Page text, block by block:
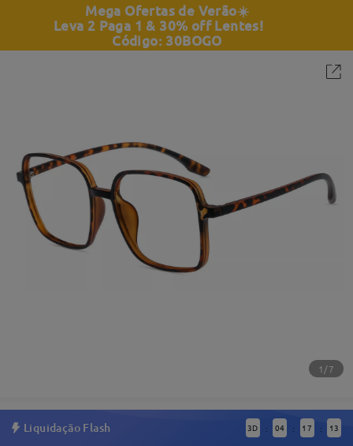
Mega Ofertas de Verão☀️
Leva 2 Paga 1 & 30% off Lentes!
Código: 30BOGO
1/7
Liquidação Flash 3D : 04 : 17 : 13